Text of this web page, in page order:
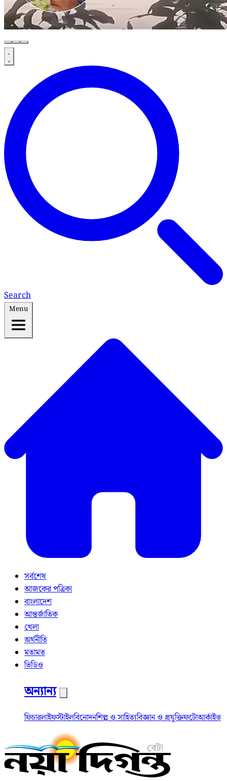
Search
Menu
সর্বশেষ
আজকের পত্রিকা
বাংলাদেশ
আন্তর্জাতিক
খেলা
অর্থনীতি
মতামত
ভিডিও
অন্যান্য
ফিচারলাইফস্টাইলবিনোদনশিল্প ও সাহিত্যবিজ্ঞান ও প্রযুক্তিফটোআর্কাইভ